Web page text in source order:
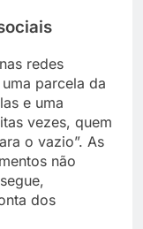
redes
parcela da
e uma
vezes, quem
o vazio”. As
não
dos